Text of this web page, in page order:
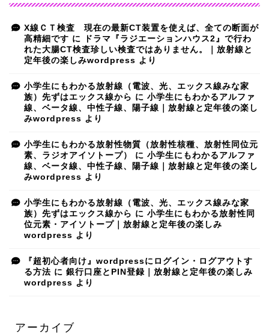
X線ＣＴ検査 現在の最新CT装置を使えば、全ての断面が
高精細です に
ドラマ『ラジエーションハウス2』で行わ
れた大腸CT検査珍しい検査ではありません。｜放射線と
定年後の楽しみwordpress より
小学生にもわかる放射線（電波、光、エックス線みな家
族）先ずはエックス線から に 小学生にもわかるアルファ
線、ベータ線、中性子線、陽子線｜放射線と定年後の楽し
みwordpress より
小学生にもわかる放射性物質（放射性核種、放射性同位元
素、ラジオアイソトープ）
に 小学生にもわかるアルファ
線、ベータ線、中性子線、陽子線｜放射線と定年後の楽し
みwordpress より
小学生にもわかる放射線（電波、光、エックス線みな家
族）先ずはエックス線から に 小学生にもわかる放射性同
位元素・アイソトープ｜放射線と定年後の楽しみ
wordpress より
『超初心者向け』wordpressにログイン・ログアウトす
る方法 に 銀行口座とPIN登録｜放射線と定年後の楽しみ
wordpress より
アーカイブ